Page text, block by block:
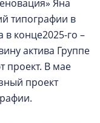
Яна
типографии в
в конце2025-го –
актива Группе
проект. В мае
проект